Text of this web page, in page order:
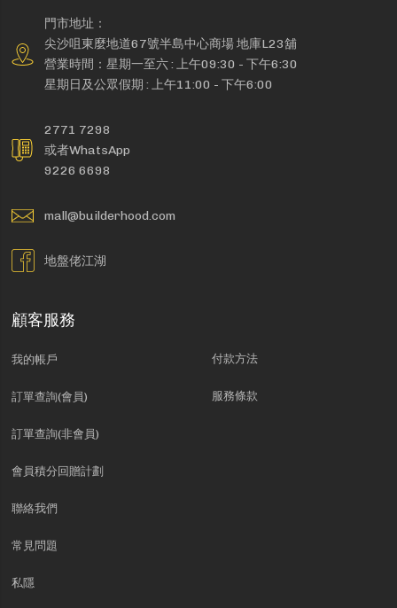
門市地址：
尖沙咀東麼地道67號半島中心商場 地庫L23舖
營業時間：星期一至六 : 上午09:30 - 下午6:30
星期日及公眾假期 : 上午11:00 - 下午6:00
2771 7298
或者WhatsApp
9226 6698
mall@builderhood.com
地盤佬江湖
顧客服務
我的帳戶
訂單查詢(會員)
訂單查詢(非會員)
會員積分回贈計劃
聯絡我們
常見問題
私隱
付款方法
服務條款